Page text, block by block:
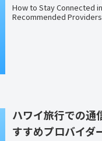
How to Stay Connected
Recommended
ハワイ旅行での通
すすめプロバイダ